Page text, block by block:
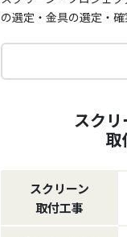
の選定・金具の選定・確
スク
取
スクリーン
取付工事